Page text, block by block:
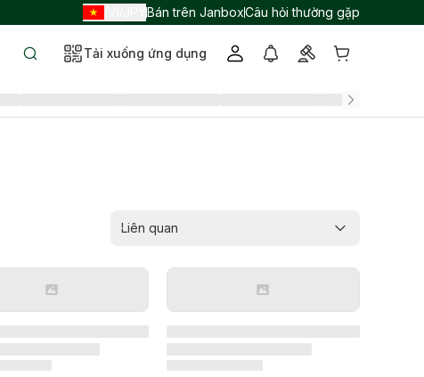
Bán trên JanboxCâu hỏi thường gặp
Tải xuống ứng dụng
Liên quan